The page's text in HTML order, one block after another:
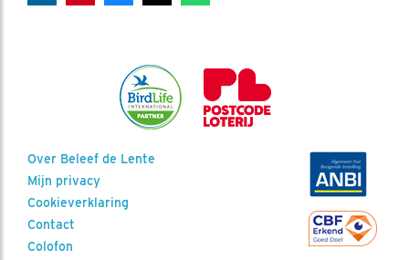
Over Beleef de Lente
Mijn privacy
Cookieverklaring
Contact
Colofon